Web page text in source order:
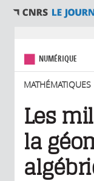
NUMÉRIQUE
MATHÉMATIQUES
Les
la